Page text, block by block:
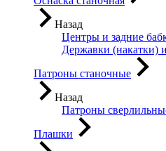
Назад
Центры и задние
Державки (накатки)
Патроны станочные
Назад
Патроны
Плашки